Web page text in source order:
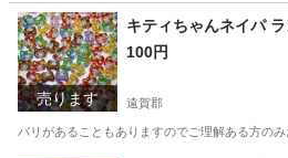
福岡 遠賀郡 キティちゃん
売ります
キティちゃんネイパ
100円
遠賀郡
バリがあることもありますのでご理解ある方の